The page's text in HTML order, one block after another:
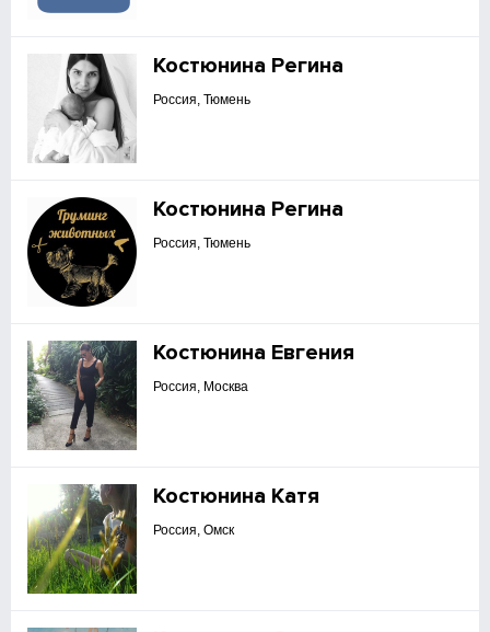
Костюнина Регина
Россия, Тюмень
Костюнина Регина
Россия, Тюмень
Костюнина Евгения
Россия, Москва
Костюнина Катя
Россия, Омск